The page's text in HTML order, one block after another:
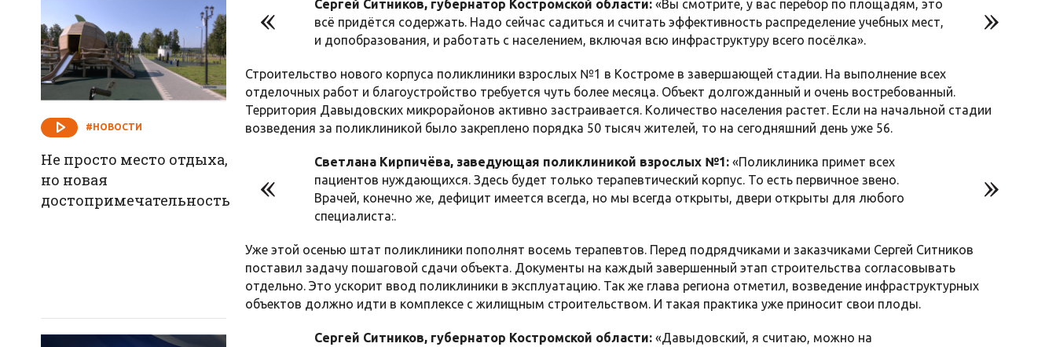
Сергей Ситников, губернатор Костромской области: «Вы смотрите, у вас перебор по площадям, это
всё придётся содержать. Надо сейчас садиться и считать эффективность распределение учебных мест,
и допобразования, и работать с населением, включая всю инфраструктуру всего посёлка».
Строительство нового корпуса поликлиники взрослых №1 в Костроме в завершающей стадии. На выполнение всех
отделочных работ и благоустройство требуется чуть более месяца. Объект долгожданный и очень востребованный.
Территория Давыдовских микрорайонов активно застраивается. Количество населения растет. Если на начальной стадии
возведения за поликлиникой было закреплено порядка 50 тысяч жителей, то на сегодняшний день уже 56.
Светлана Кирпичёва, заведующая поликлиникой взрослых №1: «Поликлиника примет всех
пациентов нуждающихся. Здесь будет только терапевтический корпус. То есть первичное звено.
Врачей, конечно же, дефицит имеется всегда, но мы всегда открыты, двери открыты для любого
специалиста:.
Уже этой осенью штат поликлиники пополнят восемь терапевтов. Перед подрядчиками и заказчиками Сергей Ситников
поставил задачу пошаговой сдачи объекта. Документы на каждый завершенный этап строительства согласовывать
отдельно. Это ускорит ввод поликлиники в эксплуатацию. Так же глава региона отметил, возведение инфраструктурных
объектов должно идти в комплексе с жилищным строительством. И такая практика уже приносит свои плоды.
Сергей Ситников, губернатор Костромской области: «Давыдовский, я считаю, можно на
#НОВОСТИ
Не просто место отдыха,
но новая
достопримечательность